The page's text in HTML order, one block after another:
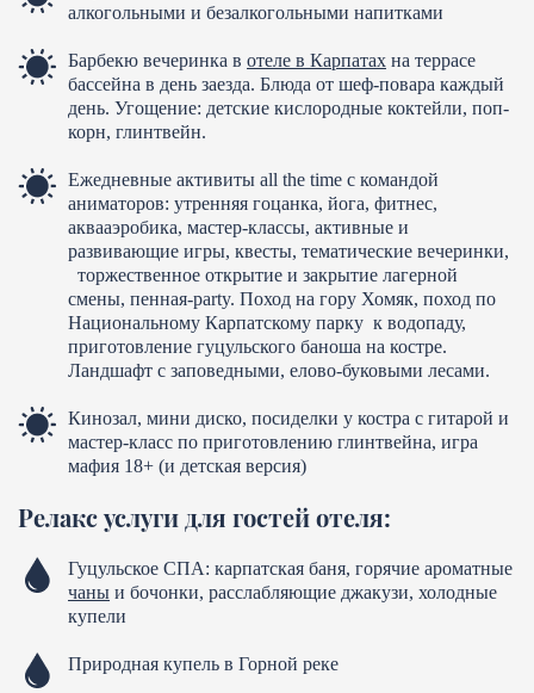
алкогольными и безалкогольными напитками
Барбекю вечеринка в отеле в Карпатах на террасе
бассейна в день заезда. Блюда от шеф-повара каждый
день. Угощение: детские кислородные коктейли, поп-
корн, глинтвейн.
Ежедневные активиты all the time с командой
аниматоров: утренняя гоцанка, йога, фитнес,
аквааэробика, мастер-классы, активные и
развивающие игры, квесты, тематические вечеринки,
торжественное открытие и закрытие лагерной
смены, пенная-party. Поход на гору Хомяк, поход по
Национальному Карпатскому парку к водопаду,
приготовление гуцульского баноша на костре.
Ландшафт с заповедными, елово-буковыми лесами.
Кинозал, мини диско, посиделки у костра с гитарой и
мастер-класс по приготовлению глинтвейна, игра
мафия 18+ (и детская версия)
Релакс услуги для гостей отеля:
Гуцульское СПА: карпатская баня, горячие ароматные
чаны и бочонки, расслабляющие джакузи, холодные
купели
Природная купель в Горной реке